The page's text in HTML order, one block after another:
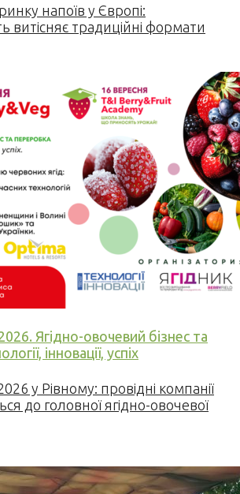
напоїв у Європі:
витісняє традиційні формати
Ягідно-овочевий бізнес та
інновації, успіх
у Рівному: провідні компанії
до головної ягідно-овочевої